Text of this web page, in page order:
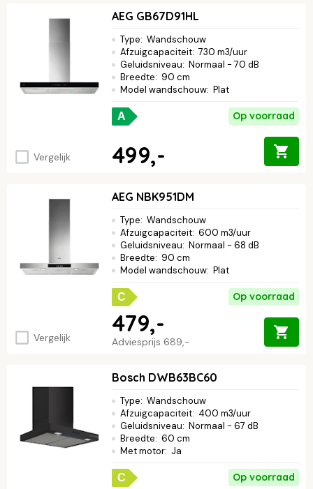
Vergelijk
AEG GB67D91HL
Type: Wandschouw
Afzuigcapaciteit: 730 m3/uur
Geluidsniveau: Normaal - 70 dB
Breedte: 90 cm
Model wandschouw: Plat
A Op voorraad
499,-
Vergelijk
AEG NBK951DM
Type: Wandschouw
Afzuigcapaciteit: 600 m3/uur
Geluidsniveau: Normaal - 68 dB
Breedte: 90 cm
Model wandschouw: Plat
C Op voorraad
Adviesprijs 689,-
479,-
Bosch DWB63BC60
Type: Wandschouw
Afzuigcapaciteit: 400 m3/uur
Geluidsniveau: Normaal - 67 dB
Breedte: 60 cm
Met motor: Ja
C Op voorraad